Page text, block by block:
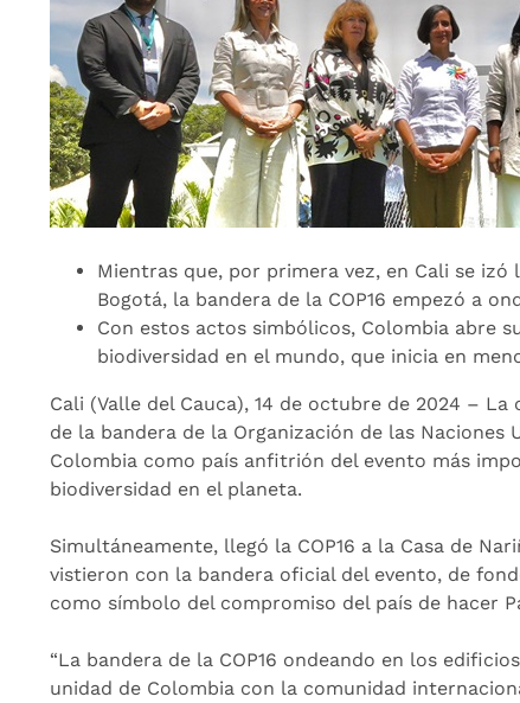
Mientras que, por primera vez, en Cali se izó
Bogotá, la bandera de la COP16 empezó a
Con estos actos simbólicos, Colombia abre
biodiversidad en el mundo, que inicia en
Cali (Valle del Cauca), 14 de octubre de 2024 –
de la bandera de la Organización de las
Colombia como país anfitrión del evento más
biodiversidad en el planeta.
Simultáneamente, llegó la COP16 a la Casa de
vistieron con la bandera oficial del evento, de
como símbolo del compromiso del país de hacer
“La bandera de la COP16 ondeando en los
unidad de Colombia con la comunidad